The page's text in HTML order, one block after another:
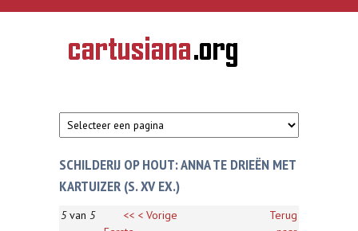
Overslaan en naar de inhoud gaan
CARTUSIANA
Geschiedenis
van de
SCHILDERIJ OP HOUT: ANNA TE DRIEËN MET
KARTUIZER (S. XV EX.)
5van 5
<< < Vorige
Terug